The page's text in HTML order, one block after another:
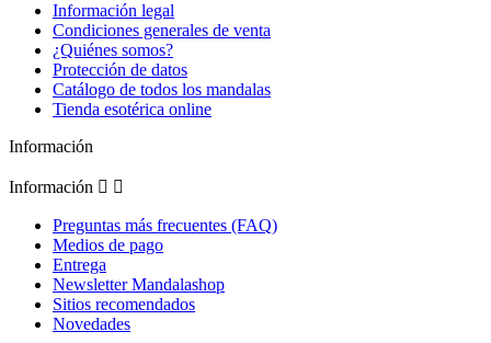
Información legal
Condiciones generales de venta
¿Quiénes somos?
Protección de datos
Catálogo de todos los mandalas
Tienda esotérica online
Información
Información  
Preguntas más frecuentes (FAQ)
Medios de pago
Entrega
Newsletter Mandalashop
Sitios recomendados
Novedades